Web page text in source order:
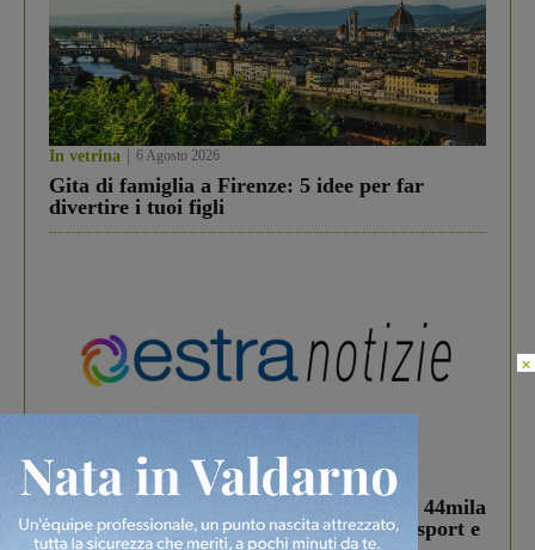
In vetrina 6 Agosto 2026
Gita di famiglia a Firenze: 5 idee per far
divertire i tuoi figli
In vetrina 3 Agosto 2026
Estra Notizie agosto: Smart Cities, oltre 44mila
studenti coinvolti, torna il bando per lo sport e
×